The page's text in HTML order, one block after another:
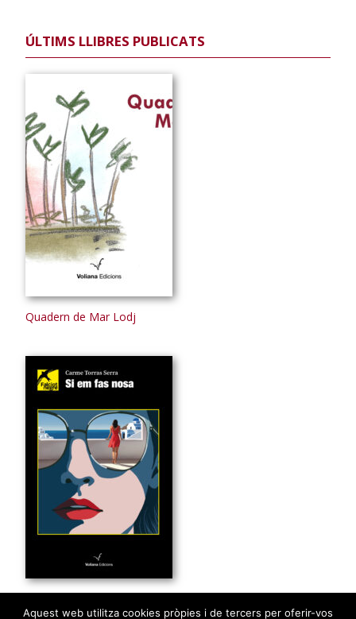
ÚLTIMS LLIBRES PUBLICATS
Quadern de Mar Lodj
Aquest web utilitza cookies pròpies i de tercers per oferir-vos